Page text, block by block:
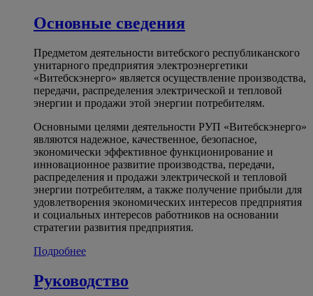
Основные сведения
Предметом деятельности витебского республиканского
унитарного предприятия электроэнергетики
«Витебскэнерго» является осуществление производства,
передачи, распределения электрической и тепловой
энергии и продажи этой энергии потребителям.
Основными целями деятельности РУП «Витебскэнерго»
являются надежное, качественное, безопасное,
экономически эффективное функционирование и
инновационное развитие производства, передачи,
распределения и продажи электрической и тепловой
энергии потребителям, а также получение прибыли для
удовлетворения экономических интересов предприятия
и социальных интересов работников на основании
стратегии развития предприятия.
Подробнее
Руководство